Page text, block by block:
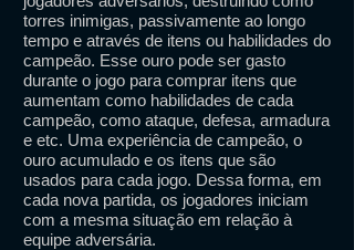
torres inimigas, passivamente ao longo
tempo e através de itens ou habilidades do
campeão. Esse ouro pode ser gasto
durante o jogo para comprar itens que
aumentam como habilidades de cada
campeão, como ataque, defesa, armadura
e etc. Uma experiência de campeão, o
ouro acumulado e os itens que são
usados ​​para cada jogo. Dessa forma, em
cada nova partida, os jogadores iniciam
com a mesma situação em relação à
equipe adversária.